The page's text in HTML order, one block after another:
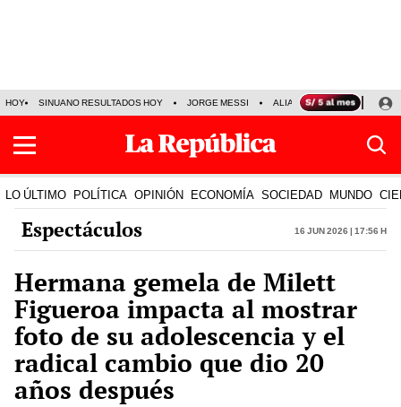
HOY SINUANO RESULTADOS HOY JORGE MESSI ALIANZA LIMA VS SPORT
LO ÚLTIMO POLÍTICA OPINIÓN ECONOMÍA SOCIEDAD MUNDO
Espectáculos 16 Jun 2026 | 17:56 h
Hermana gemela de Milett
Figueroa impacta al mostrar
foto de su adolescencia y el
radical cambio que dio 20
años después